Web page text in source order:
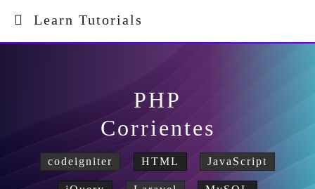
Learn Tutorials
PHP
Corrientes
codeigniter HTML JavaScript